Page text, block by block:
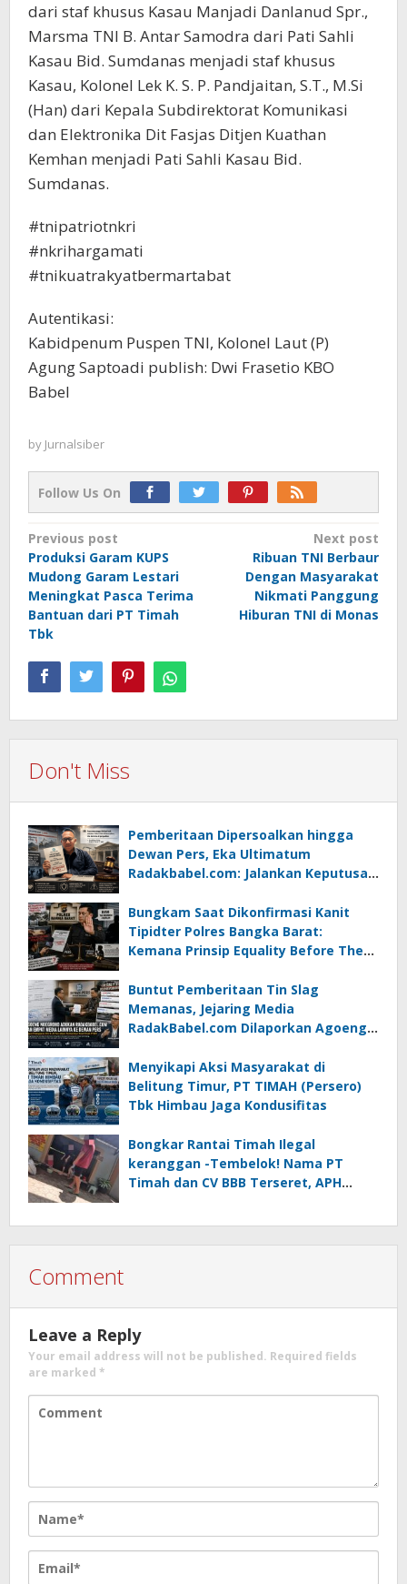
dari staf khusus Kasau Manjadi Danlanud Spr.,
Marsma TNI B. Antar Samodra dari Pati Sahli
Kasau Bid. Sumdanas menjadi staf khusus
Kasau, Kolonel Lek K. S. P. Pandjaitan, S.T., M.Si
(Han) dari Kepala Subdirektorat Komunikasi
dan Elektronika Dit Fasjas Ditjen Kuathan
Kemhan menjadi Pati Sahli Kasau Bid.
Sumdanas.
#tnipatriotnkri
#nkrihargamati
#tnikuatrakyatbermartabat
Autentikasi:
Kabidpenum Puspen TNI, Kolonel Laut (P)
Agung Saptoadi publish: Dwi Frasetio KBO
Babel
by Jurnalsiber
Follow Us On
Post
navigation
Previous post
Produksi Garam KUPS
Mudong Garam Lestari
Meningkat Pasca Terima
Bantuan dari PT Timah
Tbk
Next post
Ribuan TNI Berbaur
Dengan Masyarakat
Nikmati Panggung
Hiburan TNI di Monas
Don't Miss
Pemberitaan Dipersoalkan hingga
Dewan Pers, Eka Ultimatum
Radakbabel.com: Jalankan Keputusan
Bungkam Saat Dikonfirmasi Kanit
Tipidter Polres Bangka Barat:
Kemana Prinsip Equality Before The
Buntut Pemberitaan Tin Slag
Memanas, Jejaring Media
RadakBabel.com Dilaporkan Agoeng
Menyikapi Aksi Masyarakat di
Belitung Timur, PT TIMAH (Persero)
Tbk Himbau Jaga Kondusifitas
Bongkar Rantai Timah Ilegal
keranggan -Tembelok! Nama PT
Timah dan CV BBB Terseret, APH
Comment
Leave a Reply
Your email address will not be published. Required fields
are marked *